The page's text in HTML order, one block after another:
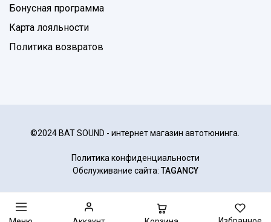
Бонусная программа
Карта лояльности
Политика возвратов
©2024 BAT SOUND - интернет магазин автотюнинга.
Политика конфиденциальности
Обслуживание сайта: TAGANCY